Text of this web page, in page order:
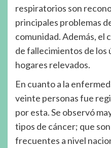
respiratorios son
principales problemas
comunidad. Además, el
de fallecimientos de los
hogares relevados.
En cuanto a la
veinte personas fue
por esta. Se observó
tipos de cáncer; que
frecuentes a nivel